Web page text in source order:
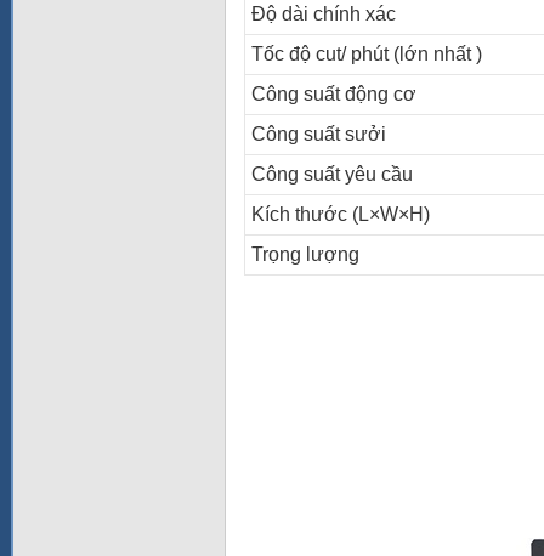
Độ dài chính xác
Tốc độ cut/ phút (lớn nhất )
Công suất động cơ
Công suất sưởi
Công suất yêu cầu
Kích thước (L×W×H)
Trọng lượng